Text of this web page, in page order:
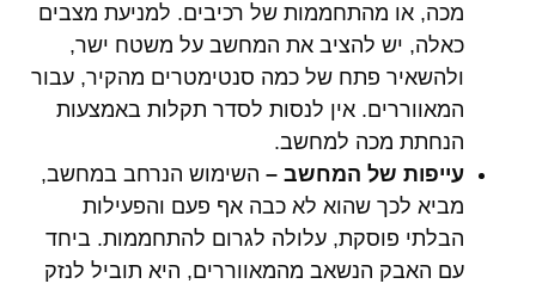
מכה, או מהתחממות של רכיבים. למניעת מצבים
כאלה, יש להציב את המחשב על משטח ישר,
ולהשאיר פתח של כמה סנטימטרים מהקיר, עבור
המאווררים. אין לנסות לסדר תקלות באמצעות
הנחתת מכה למחשב.
עייפות של המחשב – השימוש הנרחב במחשב,
מביא לכך שהוא לא כבה אף פעם והפעילות
הבלתי פוסקת, עלולה לגרום להתחממות. ביחד
עם האבק הנשאב מהמאווררים, היא תוביל לנזק